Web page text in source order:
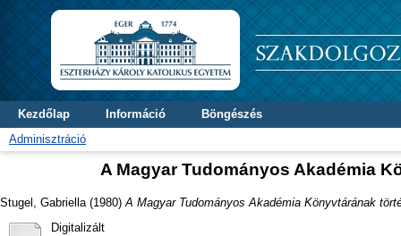
Kezdőlap Információ
Böngészés
Adminisztráció
A Magyar Tudományos Akadémia
Stugel, Gabriella (1980) A Magyar Tudományos Akadémia Könyvtárának
Digitalizált